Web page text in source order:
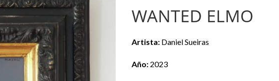
WANTED ELMO
Artista: Daniel Sueiras
Año: 2023